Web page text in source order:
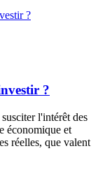
?
l'intérêt des
économique et
réelles, que valent